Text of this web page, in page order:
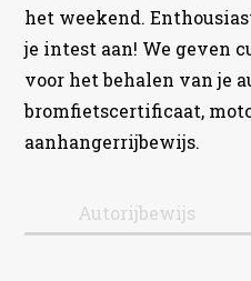
het weekend.
je intest aan! We geven
voor het behalen van je
bromfietscertificaat,
aanhangerrijbewijs.
Autorijbewijs